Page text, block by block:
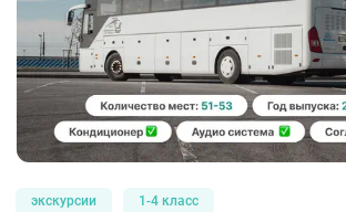
экскурсии 1-4 класс